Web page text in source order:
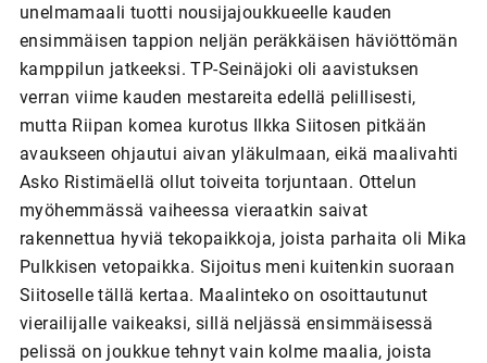
unelmamaali tuotti nousijajoukkueelle kauden
ensimmäisen tappion neljän peräkkäisen häviöttömän
kamppilun jatkeeksi. TP-Seinäjoki oli aavistuksen
verran viime kauden mestareita edellä pelillisesti,
mutta Riipan komea kurotus Ilkka Siitosen pitkään
avaukseen ohjautui aivan yläkulmaan, eikä maalivahti
Asko Ristimäellä ollut toiveita torjuntaan. Ottelun
myöhemmässä vaiheessa vieraatkin saivat
rakennettua hyviä tekopaikkoja, joista parhaita oli Mika
Pulkkisen vetopaikka. Sijoitus meni kuitenkin suoraan
Siitoselle tällä kertaa. Maalinteko on osoittautunut
vierailijalle vaikeaksi, sillä neljässä ensimmäisessä
pelissä on joukkue tehnyt vain kolme maalia, joista